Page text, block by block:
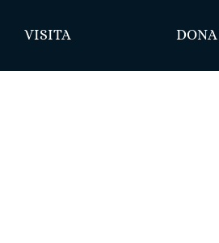
VISITA DONA